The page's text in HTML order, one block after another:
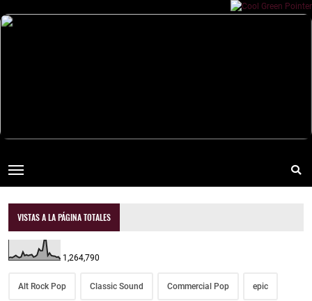
VISTAS A LA PÁGINA TOTALES
1,264,790
Alt Rock Pop Classic Sound Commercial Pop epic